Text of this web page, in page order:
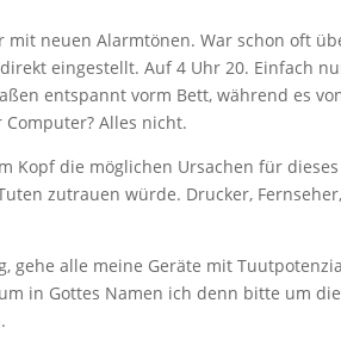
neuen Alarmtönen. War schon oft
eingestellt. Auf 4 Uhr 20. Einfach
entspannt vorm Bett, während es
Computer? Alles nicht.
Kopf die möglichen Ursachen für
zutrauen würde. Drucker,
gehe alle meine Geräte mit
in Gottes Namen ich denn bitte um